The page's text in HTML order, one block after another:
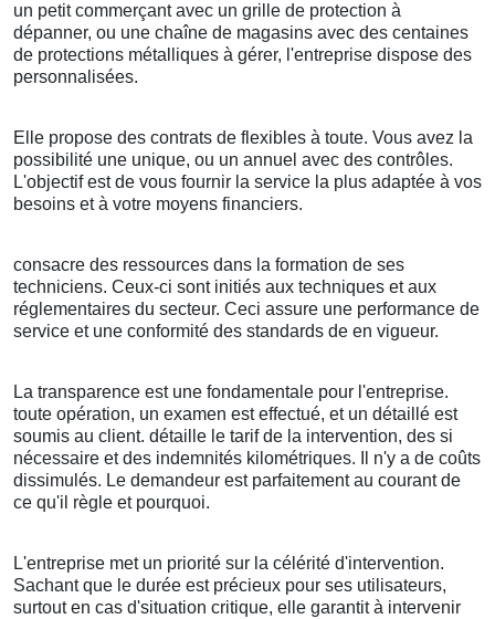
un petit commerçant avec un grille de protection à
dépanner, ou une chaîne de magasins avec des centaines
de protections métalliques à gérer, l'entreprise dispose des
personnalisées.
Elle propose des contrats de flexibles à toute. Vous avez la
possibilité une unique, ou un annuel avec des contrôles.
L'objectif est de vous fournir la service la plus adaptée à vos
besoins et à votre moyens financiers.
consacre des ressources dans la formation de ses
techniciens. Ceux-ci sont initiés aux techniques et aux
réglementaires du secteur. Ceci assure une performance de
service et une conformité des standards de en vigueur.
La transparence est une fondamentale pour l'entreprise.
toute opération, un examen est effectué, et un détaillé est
soumis au client. détaille le tarif de la intervention, des si
nécessaire et des indemnités kilométriques. Il n'y a de coûts
dissimulés. Le demandeur est parfaitement au courant de
ce qu'il règle et pourquoi.
L'entreprise met un priorité sur la célérité d'intervention.
Sachant que le durée est précieux pour ses utilisateurs,
surtout en cas d'situation critique, elle garantit à intervenir